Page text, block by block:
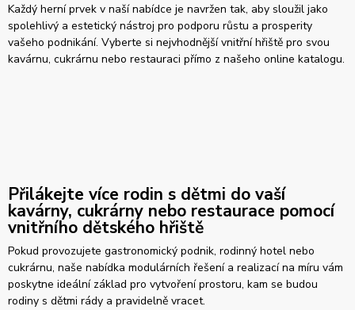
Každý herní prvek v naší nabídce je navržen tak, aby sloužil jako
spolehlivý a estetický nástroj pro podporu růstu a prosperity
vašeho podnikání. Vyberte si nejvhodnější vnitřní hřiště pro svou
kavárnu, cukrárnu nebo restauraci přímo z našeho online katalogu.
Přilákejte více rodin s dětmi do vaší
kavárny, cukrárny nebo restaurace pomocí
vnitřního dětského hřiště
Pokud provozujete gastronomický podnik, rodinný hotel nebo
cukrárnu, naše nabídka modulárních řešení a realizací na míru vám
poskytne ideální základ pro vytvoření prostoru, kam se budou
rodiny s dětmi rády a pravidelně vracet.